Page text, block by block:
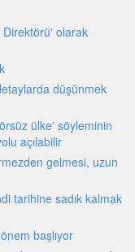
Direktörü' olarak
düşünmek
ülke' söyleminin
açılabilir
gelmesi, uzun
tarihine sadık kalmak
başlıyor